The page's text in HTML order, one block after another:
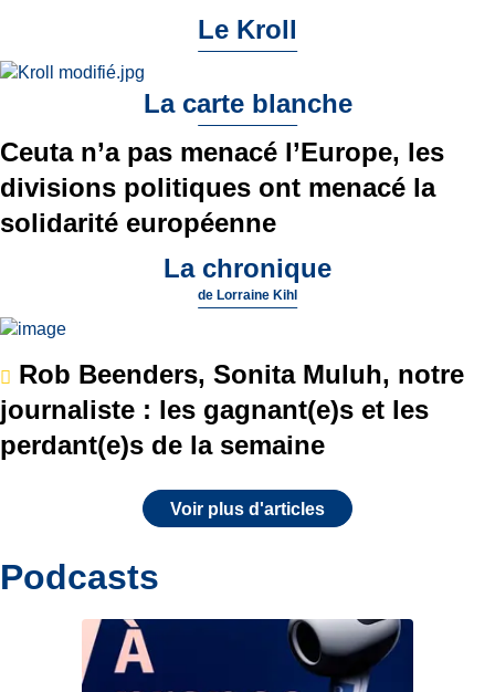
Le Kroll
La carte blanche
Ceuta n’a pas menacé l’Europe, les
divisions politiques ont menacé la
solidarité européenne
La chronique
de Lorraine Kihl
Rob Beenders, Sonita Muluh, notre
journaliste : les gagnant(e)s et les
perdant(e)s de la semaine
Voir plus d'articles
Podcasts